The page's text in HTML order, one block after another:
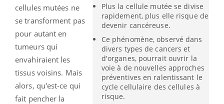
Plus la cellule mutée se divise
rapidement, plus elle risque de
devenir cancéreuse.
Ce phénomène, observé dans
divers types de cancers et
d'organes, pourrait ouvrir la
voie à de nouvelles approches
préventives en ralentissant le
cycle cellulaire des cellules à
risque.
cellules mutées ne
se transforment pas
pour autant en
tumeurs qui
envahiraient les
tissus voisins. Mais
alors, qu'est-ce qui
fait pencher la